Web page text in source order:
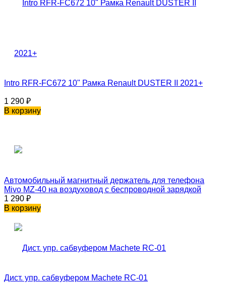
Intro RFR-FC672 10" Рамка Renault DUSTER II 2021+
1 290 ₽
В корзину
Автомобильный магнитный держатель для телефона
Mivo MZ-40 на воздуховод с беспроводной зарядкой
1 290 ₽
В корзину
Дист. упр. сабвуфером Machete RC-01